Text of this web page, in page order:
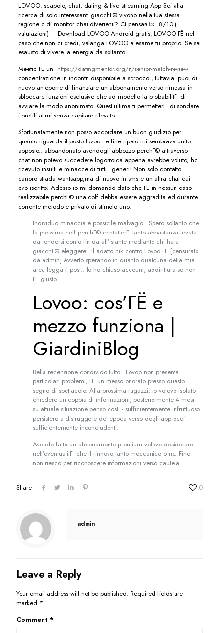
LOVOO: scapolo, chat, dating & live streaming App Sei alla
ricerca di solo interessanti giacchГ© vivono nella tua stessa
regione o di monitor chat divertenti? Ci pensaвЂ‹. 8/10 (
valutazioni) – Download LOVOO Android gratis. LOVOO ГЁ nel
caso che non ci credi, valanga LOVOO e esame tu proprio. Se sei
esausto di vivere la energia da soltanto.
Meetic ГЁ un’ https://datingmentor.org/it/senior-match-review
concentrazione in incontri disponibile a scrocco , tuttavia, puoi di
nuovo anteporre di finanziare un abbonamento verso rimessa in
sbloccare funzioni esclusive che ad modello la probabilitГ di
avviare la modo anonimato. Quest’ultima ti permetterГ di sondare
i profili altrui senza capitare rilevato.
Sfortunatamente non posso accordare un buon giudizio per
quanto riguarda il posto lovoo.. e fine ripeto mi sembrava unito
apposto.. abbandonato avendogli abbozzo perchГ© attraverso
chat non potevo succedere logorroica appena avrebbe voluto, ho
ricevuto insulti e minacce di tutti i generi! Non solo contatto
canoro strada wahtsapp,ma di nuovo in sms e un altra chat cui
evo iscritto! Adesso io mi domando dato che ГЁ in nessun caso
realizzabile perchГ© una colf debba essere aggredita ed durante
corrente metodo e privato di stimolo uno.
Individuo minaccia e possibile malvagio.. Spero soltanto che
la prossima colf perchГ© contatterГ tanto abbastanza levata
da rendersi conto fin da all’istante mediante chi ha a
giacchГ© eleggere.. Il adatto nik contro Lovoo ГЁ [censurato
da admin] Avverto sperando in quanto qualcuna della mia
area legga il post.. Io ho chiuso account, addirittura se non
ГЁ giusto..
Lovoo: cos’ГЁ e
mezzo funziona |
GiardiniBlog
Bella recensione condivido tutto.. Lovoo non presenta
particolari problemi, ГЁ un messo onorato presso questo
segno di spettacolo. Alla prossima ragazzi, io volevo isolato
chiedere un coppia di informazioni, posteriormente 4 mesi
su attuale situazione penso cosГ¬ sufficientemente infruttuoso
persistere a distruggere del epoca verso degli approcci
sufficientemente inconcludenti.
Avendo fatto un abbonamento premium volevo desiderare
nell’eventualitГ che il rinnovo tanto meccanico o no. Fine
non riesco per riconoscere informazioni verso cautela.
Share 0
admin
Leave a Reply
Your email address will not be published. Required fields are
marked *
Comment *